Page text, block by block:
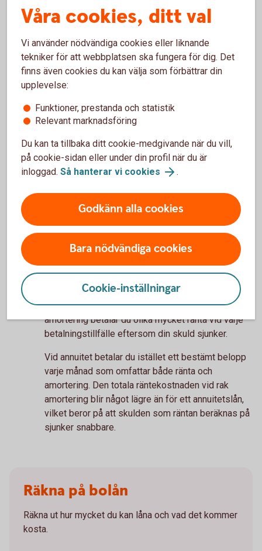
Amortering
Ett lån måste förr eller senare betalas tillbaka. Om
du köper bostad beräknas din amortering utifrån
hur mycket du lånar i förhållande till vad bostaden
är värd och din inkomst.
• Bolån över 70 procent av bostadens värde ska
amorteras med minst 2 procent per år.
• Bolån över 50 procent till och med 70 procent av
bostadens värde ska amorteras med minst 1
procent per år.
Två olika typer av
återbetalning; rak
amortering och annuitet
Med rak amortering, som är vanligast, återbetalar
du ditt lån med en lika stor summa varje månad.
Utöver amorteringen betalar du varje månad också
ränta, vilket är en procentsats av det lånebelopp
som du har kvar att betala tillbaka. Vid rak
amortering betalar du olika mycket ränta vid varje
betalningstillfälle eftersom din skuld sjunker.
Vid annuitet betalar du istället ett bestämt belopp
varje månad som omfattar både ränta och
amortering. Den totala räntekostnaden vid rak
amortering blir något lägre än för ett annuitetslån,
vilket beror på att skulden som räntan beräknas på
sjunker snabbare.
Räkna på bolån
Räkna ut hur mycket du kan låna och vad det kommer
kosta.
Våra cookies, ditt val
Vi använder nödvändiga cookies eller liknande
tekniker för att webbplatsen ska fungera för dig. Det
finns även cookies du kan välja som förbättrar din
upplevelse:
Funktioner, prestanda och statistik
Relevant marknadsföring
Du kan ta tillbaka ditt cookie-medgivande när du vill,
på cookie-sidan eller under din profil när du är
inloggad. Så hanterar vi cookies .
Godkänn alla cookies
Bara nödvändiga cookies
Cookie-inställningar